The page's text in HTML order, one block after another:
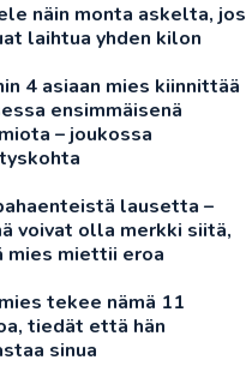
näin monta askelta, jos
laihtua yhden kilon
4 asiaan mies kiinnittää
ensimmäisenä
– joukossa
lausetta –
voivat olla merkki siitä,
mies miettii eroa
tekee nämä 11
tiedät että hän
sinua